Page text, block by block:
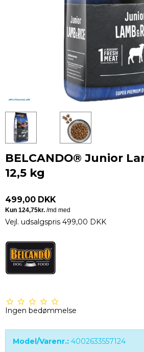
BELCANDO® Junior
12,5 kg
499,00 DKK
Vejl. udsalgspris 499,00 DKK
Ingen bedømmelse
Model/Varenr.: 4002633557124